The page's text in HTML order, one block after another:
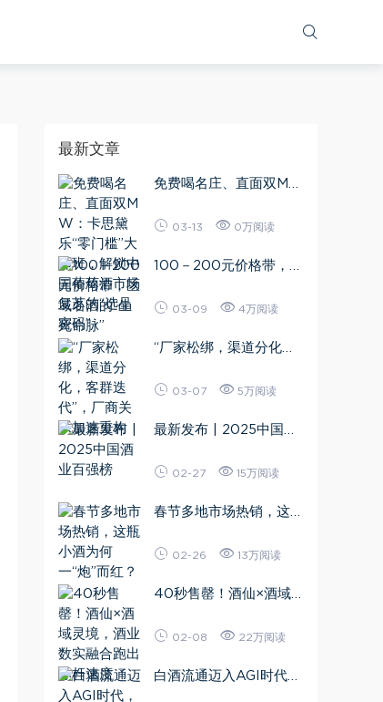
最新文章
免费喝名庄、直面双M
师班，解锁中国葡萄酒市
03-13 0万阅读
100－200元价格带，区
03-09 4万阅读
“厂家松绑，渠道分化，
速重构
03-07 5万阅读
最新发布 | 2025中国酒
02-27 15万阅读
春节多地市场热销，这瓶
02-26 13万阅读
40秒售罄！酒仙×酒域
标杆速度
02-08 22万阅读
白酒流通迈入AGI时代，